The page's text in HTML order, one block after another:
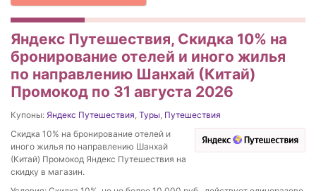
Яндекс Путешествия, Скидка 10% на
бронирование отелей и иного жилья
по направлению Шанхай (Китай)
Промокод по 31 августа 2026
Купоны: Яндекс Путешествия, Туры, Путешествия
Скидка 10% на бронирование отелей и
иного жилья по направлению Шанхай
(Китай) Промокод Яндекс Путешествия на
скидку в магазин.